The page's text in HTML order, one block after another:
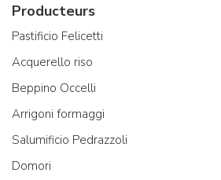
Producteurs
Pastificio Felicetti
Acquerello riso
Beppino Occelli
Arrigoni formaggi
Salumificio Pedrazzoli
Domori